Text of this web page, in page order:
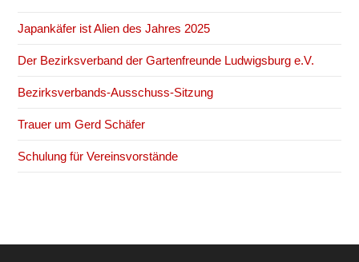
Japankäfer ist Alien des Jahres 2025
Der Bezirksverband der Gartenfreunde Ludwigsburg e.V.
Bezirksverbands-Ausschuss-Sitzung
Trauer um Gerd Schäfer
Schulung für Vereinsvorstände